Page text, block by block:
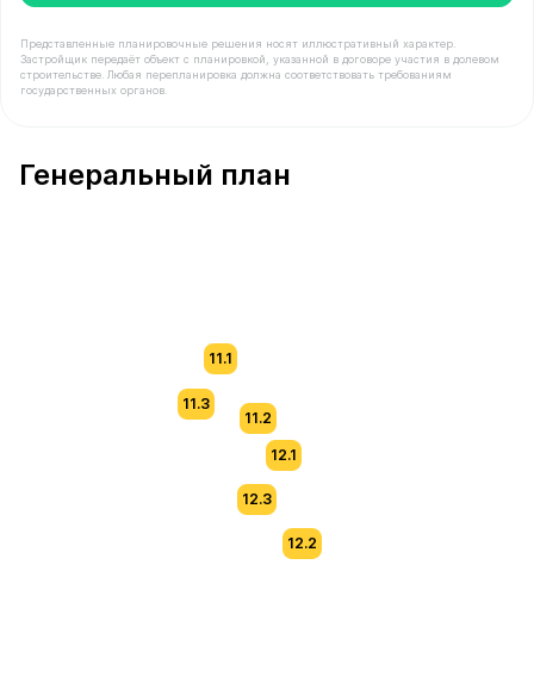
Представленные планировочные решения носят иллюстративный характер.
Застройщик передаёт объект с планировкой, указанной в договоре участия в долевом
строительстве. Любая перепланировка должна соответствовать требованиям
государственных органов.
Генеральный план
11.3
11.1
11.2
12.1
12.2
12.3